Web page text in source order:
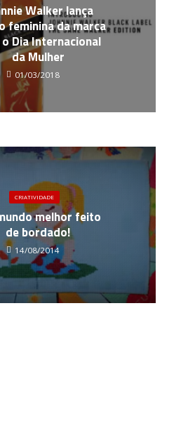
Walker lança
feminina da marca
Dia Internacional
da Mulher
01/03/2018
CRIATIVIDADE
melhor feito
de bordado!
14/08/2014